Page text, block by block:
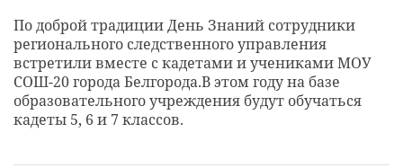
По доброй традиции День Знаний сотрудники
регионального следственного управления
встретили вместе с кадетами и учениками МОУ
СОШ-20 города Белгорода.В этом году на базе
образовательного учреждения будут обучаться
кадеты 5, 6 и 7 классов.